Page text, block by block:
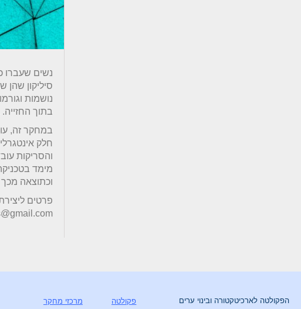
נשים שעברו
סיליקון שהן
נושמות
בתוך החזייה.
במחקר זה,
חלק
והסריקות
מימד
וכתוצאה מכך
הפקולטה לארכיטקטורה ובינוי ערים
פקולטה
מרכזי מחקר